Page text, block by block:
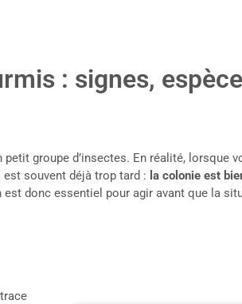
: signes,
petit groupe d’insectes. En réalité, lorsque
est souvent déjà trop tard : la colonie est
donc essentiel pour agir avant que la